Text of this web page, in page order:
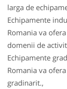
larga de
Echipamente
Romania va
domenii de
Echipamente
Romania va
gradinarit.,